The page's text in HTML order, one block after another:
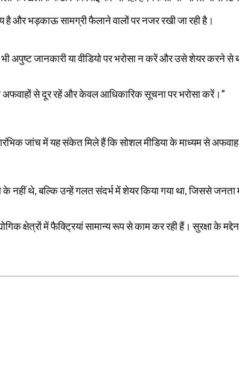
है और भड़काऊ सामग्री फैलाने वालों पर नजर रखी जा रही है।
अपुष्ट जानकारी या वीडियो पर भरोसा न करें और उसे शेयर करने से
अफवाहों से दूर रहें और केवल आधिकारिक सूचना पर भरोसा करें।”
जांच में यह संकेत मिले हैं कि सोशल मीडिया के माध्यम से
के नहीं थे, बल्कि उन्हें गलत संदर्भ में शेयर किया गया था, जिससे
क्षेत्रों में फैक्ट्रियां सामान्य रूप से काम कर रही हैं। सुरक्षा के